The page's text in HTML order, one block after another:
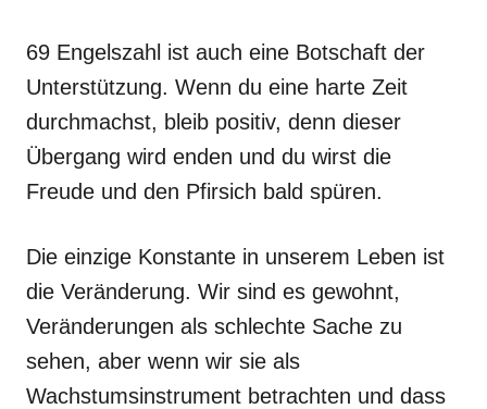
69 Engelszahl ist auch eine Botschaft der
Unterstützung. Wenn du eine harte Zeit
durchmachst, bleib positiv, denn dieser
Übergang wird enden und du wirst die
Freude und den Pfirsich bald spüren.
Die einzige Konstante in unserem Leben ist
die Veränderung. Wir sind es gewohnt,
Veränderungen als schlechte Sache zu
sehen, aber wenn wir sie als
Wachstumsinstrument betrachten und dass